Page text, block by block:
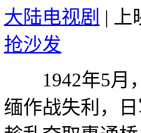
大陆电视剧 |
抢沙发
1942年5月，
缅作战失利，